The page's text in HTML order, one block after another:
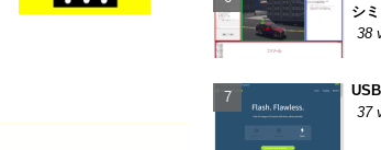
シ
38
37